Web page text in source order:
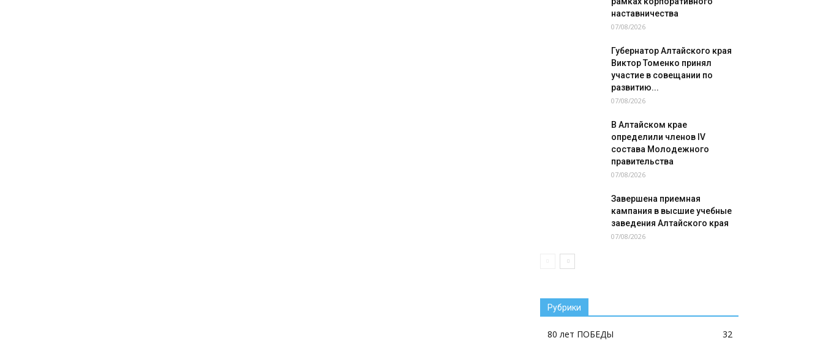
наставничества
07/08/2026
Губернатор Алтайского края
Виктор Томенко принял
участие в совещании по
развитию...
07/08/2026
В Алтайском крае
определили членов IV
состава Молодежного
правительства
07/08/2026
Завершена приемная
кампания в высшие учебные
заведения Алтайского края
07/08/2026
Рубрики
80 лет ПОБЕДЫ
32